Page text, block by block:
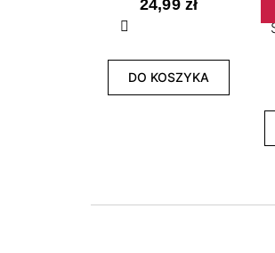
Poprzedni
24,99 zł
DO KOSZYKA